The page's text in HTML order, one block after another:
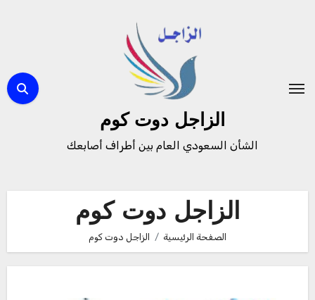
الزاجل دوت كوم
الشأن السعودي العام بين أطراف أصابعك
الزاجل دوت كوم
الصفحة الرئيسية الزاجل دوت كوم